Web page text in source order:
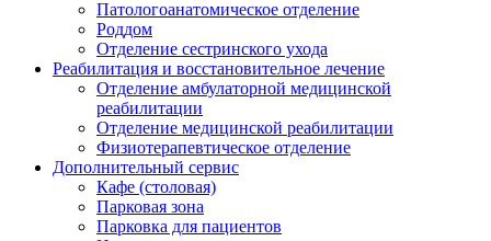
Патологоанатомическое отделение
Роддом
Отделение сестринского ухода
Реабилитация и восстановительное лечение
Отделение амбулаторной медицинской
реабилитации
Отделение медицинской реабилитации
Физиотерапевтическое отделение
Дополнительный сервис
Кафе (столовая)
Парковая зона
Парковка для пациентов